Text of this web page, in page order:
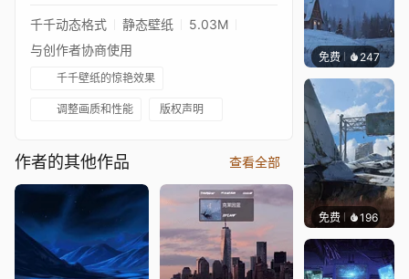
千千动态格式 静态壁纸
5.03M
与创作者协商使用
千千壁纸的惊艳效果
调整画质和性能 版权声明
作者的其他作品 查看全部
免费 247
免费 196